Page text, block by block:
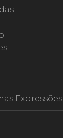
Expressões